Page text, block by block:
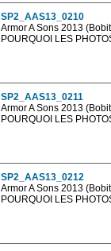
SP2_AAS13_0210
Armor A Sons 2013
POURQUOI LES
SP2_AAS13_0211
Armor A Sons 2013
POURQUOI LES
SP2_AAS13_0212
Armor A Sons 2013
POURQUOI LES